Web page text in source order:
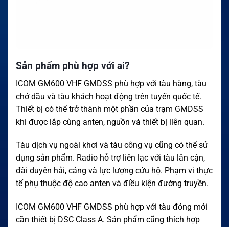
Sản phẩm phù hợp với ai?
ICOM GM600 VHF GMDSS phù hợp với tàu hàng, tàu
chở dầu và tàu khách hoạt động trên tuyến quốc tế.
Thiết bị có thể trở thành một phần của trạm GMDSS
khi được lắp cùng anten, nguồn và thiết bị liên quan.
Tàu dịch vụ ngoài khơi và tàu công vụ cũng có thể sử
dụng sản phẩm. Radio hỗ trợ liên lạc với tàu lân cận,
đài duyên hải, cảng và lực lượng cứu hộ. Phạm vi thực
tế phụ thuộc độ cao anten và điều kiện đường truyền.
ICOM GM600 VHF GMDSS phù hợp với tàu đóng mới
cần thiết bị DSC Class A. Sản phẩm cũng thích hợp